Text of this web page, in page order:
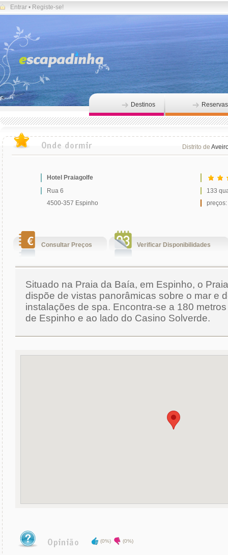
Entrar • Registe-se!
Destinos Reservas
Distrito de
Hotel Praiagolfe
Rua 6
133
4500-357 Espinho
Consultar Preços Verificar Disponibilidades
Situado na Praia da Baía, em Espinho, o
dispõe de vistas panorâmicas sobre o mar e
instalações de spa. Encontra-se a 180
de Espinho e ao lado do Casino Solverde.
(0%) (0%)